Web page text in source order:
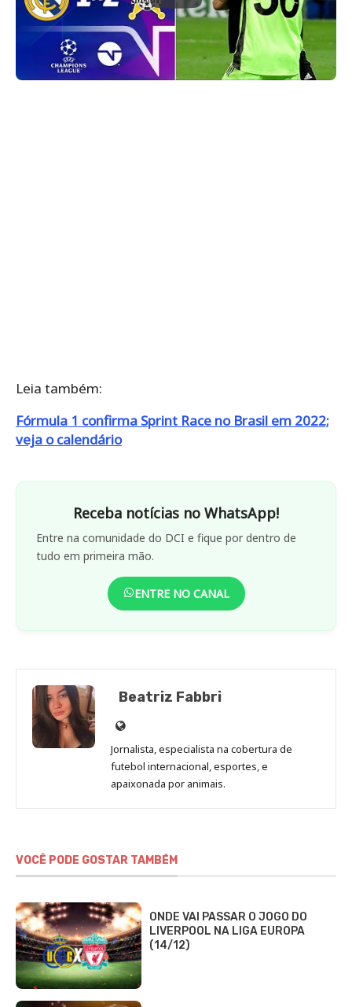
Leia também:
Fórmula 1 confirma Sprint Race no Brasil em 2022;
veja o calendário
Receba notícias no WhatsApp!
Entre na comunidade do DCI e fique por dentro de
tudo em primeira mão.
ENTRE NO CANAL
Beatriz Fabbri
Site
de
Beatriz
Fabbri
Jornalista, especialista na cobertura de
futebol internacional, esportes, e
apaixonada por animais.
VOCÊ PODE GOSTAR TAMBÉM
ONDE VAI PASSAR O JOGO DO
LIVERPOOL NA LIGA EUROPA
(14/12)